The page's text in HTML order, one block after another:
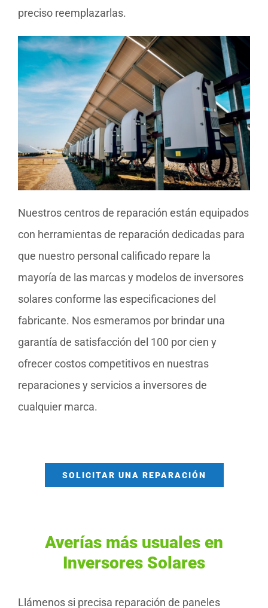
preciso reemplazarlas.
Nuestros centros de reparación están equipados
con herramientas de reparación dedicadas para
que nuestro personal calificado repare la
mayoría de las marcas y modelos de inversores
solares conforme las especificaciones del
fabricante. Nos esmeramos por brindar una
garantía de satisfacción del 100 por cien y
ofrecer costos competitivos en nuestras
reparaciones y servicios a inversores de
cualquier marca.
SOLICITAR UNA REPARACIÓN
Averías más usuales en
Inversores Solares
Llámenos si precisa reparación de paneles